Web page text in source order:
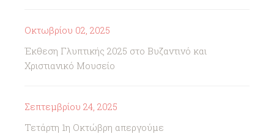
Οκτωβρίου 02, 2025
Έκθεση Γλυπτικής 2025 στο Βυζαντινό και
Χριστιανικό Μουσείο
Σεπτεμβρίου 24, 2025
Τετάρτη 1η Οκτώβρη απεργούμε